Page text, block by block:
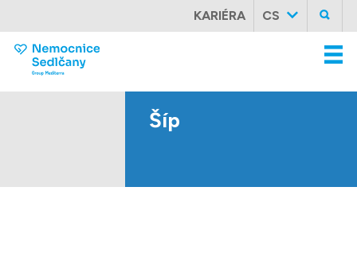
KARIÉRA CS
Šíp